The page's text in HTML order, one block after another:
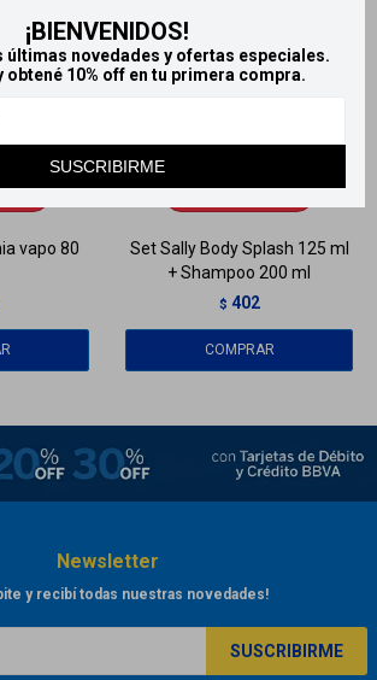
¡BIENVENIDOS!
últimas novedades y ofertas especiales.
obtené 10% off en tu primera compra.
SUSCRIBIRME
vapo 80
LlegaMAÑANA
Set Sally Body Splash 125 ml
+ Shampoo 200 ml
$ 402
Newsletter
y recibí todas nuestras novedades!
SUSCRIBIRME